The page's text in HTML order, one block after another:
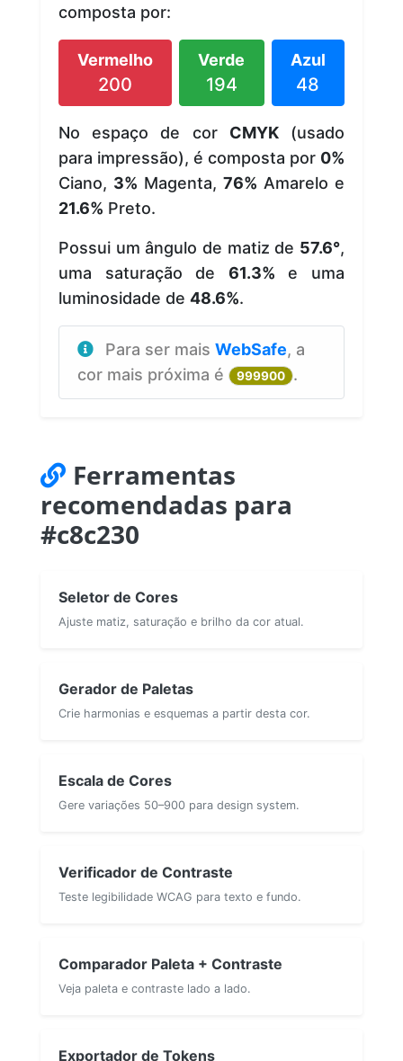
composta por:
Vermelho
200
Verde
194
Azul
48
No espaço de cor CMYK(usado
para impressão), é composta por 0%
Ciano, 3% Magenta, 76% Amarelo e
21.6% Preto.
Possui um ângulo de matiz de 57.6°,
uma saturação de 61.3% e uma
luminosidade de 48.6%.
Para ser mais WebSafe, a
cor mais próxima é
999900 .
Ferramentas
recomendadas para
#c8c230
Seletor de Cores
Ajuste matiz, saturação e brilho da cor atual.
Gerador de Paletas
Crie harmonias e esquemas a partir desta cor.
Escala de Cores
Gere variações 50–900 para design system.
Verificador de Contraste
Teste legibilidade WCAG para texto e fundo.
Comparador Paleta + Contraste
Veja paleta e contraste lado a lado.
Exportador de Tokens